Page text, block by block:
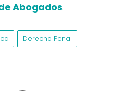
Abogados.
Derecho Penal